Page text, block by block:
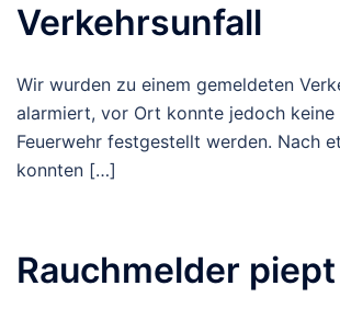
Verkehrsunfall
Wir wurden zu einem gemeldeten
alarmiert, vor Ort konnte jedoch
Feuerwehr festgestellt werden. Nach
konnten […]
Rauchmelder piept